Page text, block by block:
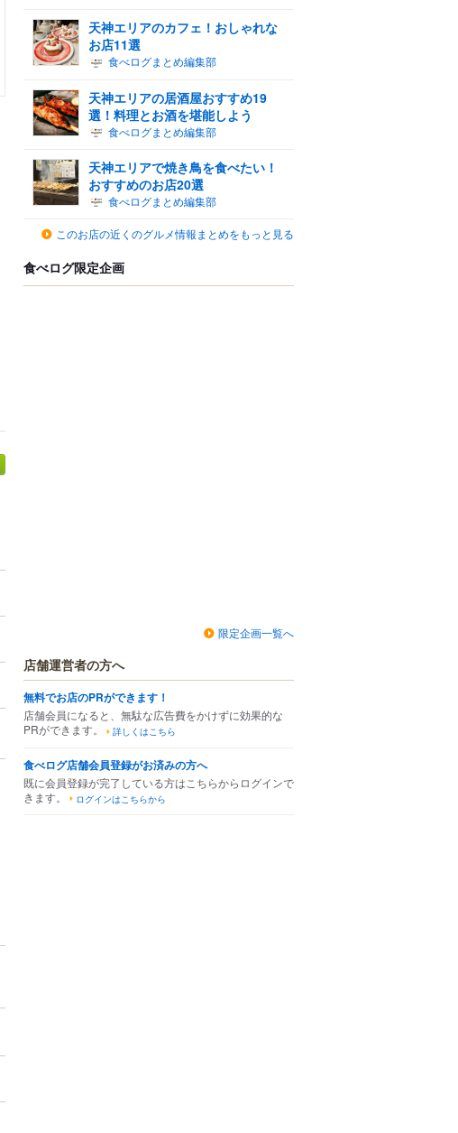
天神エリアのカフェ！おしゃれな
お店11選
食べログまとめ編集部
天神エリアの居酒屋おすすめ19
選！料理とお酒を堪能しよう
食べログまとめ編集部
天神エリアで焼き鳥を食べたい！
おすすめのお店20選
食べログまとめ編集部
このお店の近くのグルメ情報まとめをもっと見る
食べログ限定企画
限定企画一覧へ
店舗運営者の方へ
無料でお店のPRができます！
店舗会員になると、無駄な広告費をかけずに効果的な
PRができます。
詳しくはこちら
食べログ店舗会員登録がお済みの方へ
既に会員登録が完了している方はこちらからログインで
きます。
ログインはこちらから